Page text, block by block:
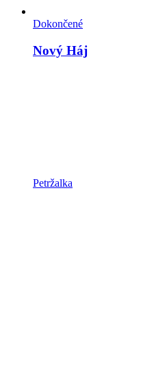
Dokončené
Nový Háj
Petržalka